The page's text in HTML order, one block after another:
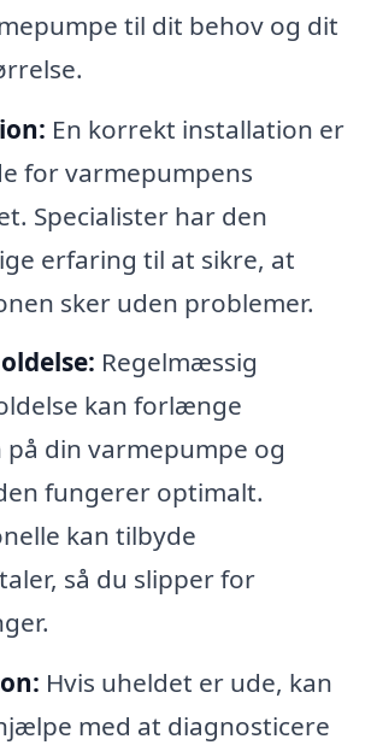
til dit behov og dit
En korrekt installation er
for varmepumpens
Specialister har den
erfaring til at sikre, at
sker uden problemer.
Regelmæssig
kan forlænge
på din varmepumpe og
fungerer optimalt.
kan tilbyde
så du slipper for
Hvis uheldet er ude, kan
med at diagnosticere